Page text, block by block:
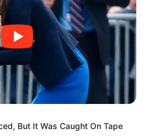
But It Was Caught On Tape